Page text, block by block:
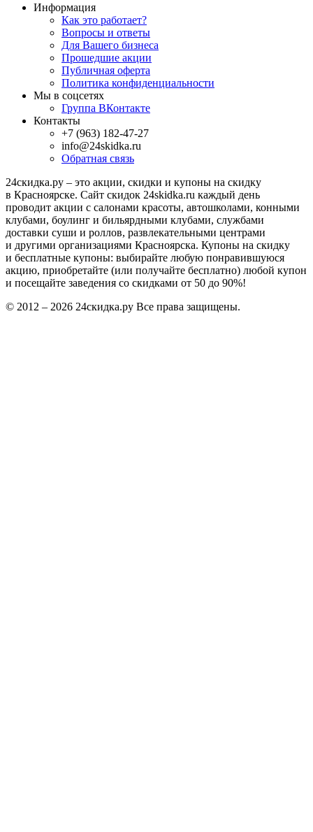
Информация
Как это работает?
Вопросы и ответы
Для Вашего бизнеса
Прошедшие акции
Публичная оферта
Политика конфиденциальности
Мы в соцсетях
Группа ВКонтакте
Контакты
+7 (963) 182-47-27
info@24skidka.ru
Обратная связь
24скидка.ру – это акции, скидки и купоны на скидку
в Красноярске. Сайт скидок 24skidka.ru каждый день
проводит акции с салонами красоты, автошколами, конными
клубами, боулинг и бильярдными клубами, службами
доставки суши и роллов, развлекательными центрами
и другими организациями Красноярска. Купоны на скидку
и бесплатные купоны: выбирайте любую понравившуюся
акцию, приобретайте (или получайте бесплатно) любой купон
и посещайте заведения со скидками от 50 до 90%!
© 2012 – 2026 24скидка.ру Все права защищены.